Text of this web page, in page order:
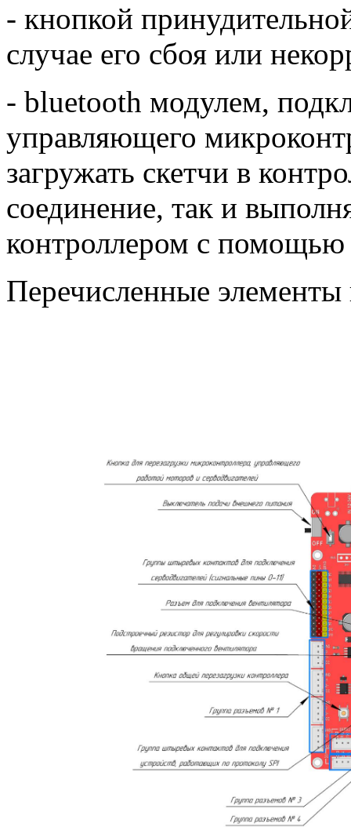
- кнопкой
случае его сбоя или
- bluetooth модулем,
управляющего
загружать скетчи в
соединение, так и
контроллером с
Перечисленные элементы